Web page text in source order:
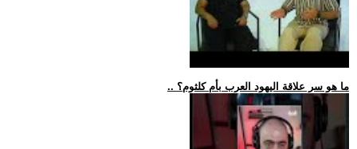
.. ما هو سر علاقة اليهود العرب بأم كلثوم؟